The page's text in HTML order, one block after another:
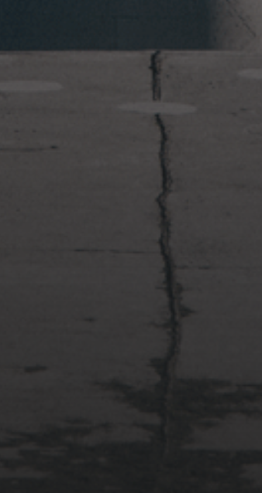
岩国周辺遠征~ふぐパーティナ